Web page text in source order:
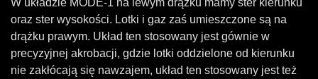
W układzie MODE-1 na lewym drążku mamy ster kierunku
oraz ster wysokości. Lotki i gaz zaś umieszczone są na
drążku prawym. Układ ten stosowany jest gównie w
precyzyjnej akrobacji, gdzie lotki oddzielone od kierunku
nie zakłócają się nawzajem, układ ten stosowany jest też